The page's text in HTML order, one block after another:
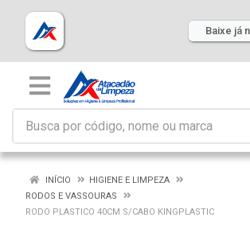
Baixe já
INÍCIO
HIGIENE E LIMPEZA
RODOS E VASSOURAS
RODO PLASTICO 40CM S/CABO KINGPLASTIC